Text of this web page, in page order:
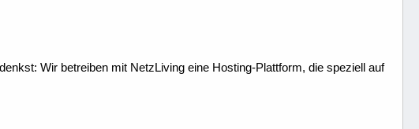
Wir betreiben mit NetzLiving eine Hosting-Plattform, die speziell auf